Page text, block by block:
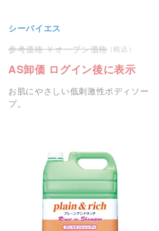
シーバイエス
オープン価格
AS卸価 ログイン後に表示
お肌にやさしい低刺激性ボディソー
プ。